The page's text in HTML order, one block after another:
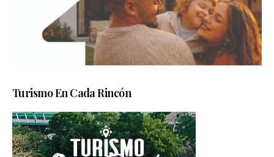
Turismo En Cada Rincón